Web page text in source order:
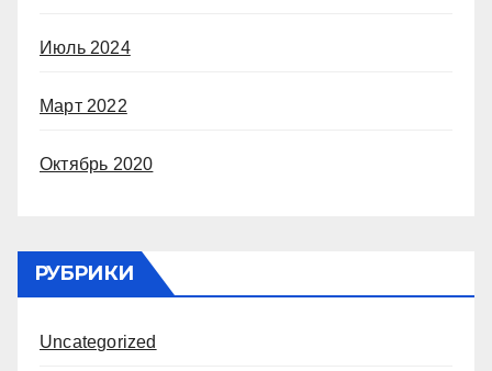
Июль 2024
Март 2022
Октябрь 2020
РУБРИКИ
Uncategorized